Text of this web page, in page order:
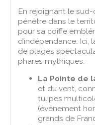
En rejoignant le
pénètre dans le
pour sa coiffe
d’indépendance.
de plages
phares mythiques.
La Pointe de
et du vent,
tulipes
(événement
grands de